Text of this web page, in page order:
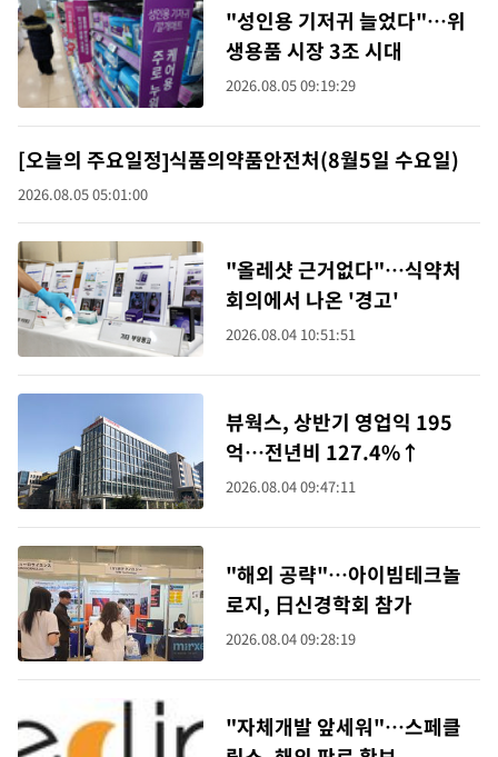
"성인용 기저귀 늘었다"…위
생용품 시장 3조 시대
2026.08.05 09:19:29
[오늘의 주요일정]식품의약품안전처(8월5일 수요일)
2026.08.05 05:01:00
"올레샷 근거없다"…식약처
회의에서 나온 '경고'
2026.08.04 10:51:51
뷰웍스, 상반기 영업익 195
억…전년비 127.4%↑
2026.08.04 09:47:11
"해외 공략"…아이빔테크놀
로지, 日신경학회 참가
2026.08.04 09:28:19
"자체개발 앞세워"…스페클